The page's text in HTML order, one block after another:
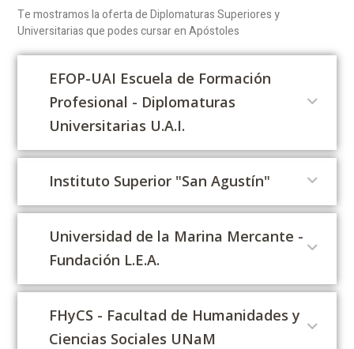
Te mostramos la oferta de Diplomaturas Superiores y
Universitarias que podes cursar en Apóstoles
EFOP-UAI Escuela de Formación
Profesional - Diplomaturas
Universitarias U.A.I.
Instituto Superior "San Agustín"
Universidad de la Marina Mercante -
Fundación L.E.A.
FHyCS - Facultad de Humanidades y
Ciencias Sociales UNaM